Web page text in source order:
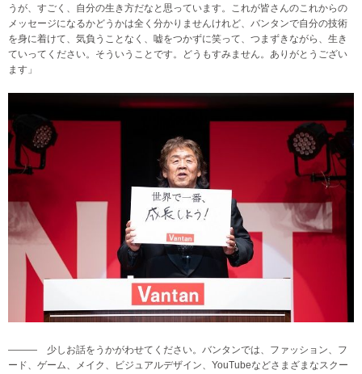
うが、すごく、自分の生き方だなと思っています。これが皆さんのこれからの
メッセージになるかどうかは全く分かりませんけれど、バンタンで自分の技術
を身に着けて、気負うことなく、嘘をつかずに笑って、つまずきながら、生き
ていってください。そういうことです。どうもすみません。ありがとうござい
ます」
――― 少しお話をうかがわせてください。バンタンでは、ファッション、フ
ード、ゲーム、メイク、ビジュアルデザイン、YouTubeなどさまざまなスクー